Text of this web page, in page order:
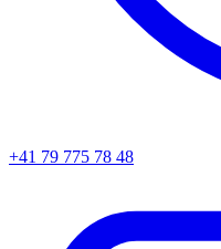
+41 79 775 78 48